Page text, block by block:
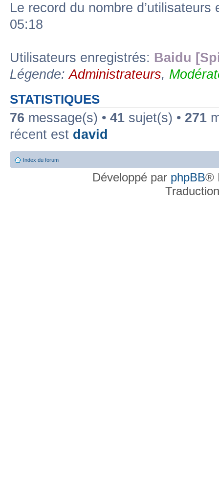
Le record du nombre
05:18
Utilisateurs enregistrés: Baidu
Légende:Administrateurs,
STATISTIQUES
76 message(s) • 41 sujet(s) • 271
récent est david
Index du forum
Développé par phpBB®